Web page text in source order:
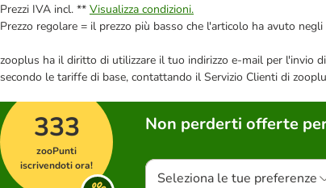
Prezzi IVA incl. ** Visualizza condizioni.
Prezzo regolare = il prezzo più basso che l'articolo ha avuto
zooplus ha il diritto di utilizzare il tuo indirizzo e-mail per l'invio
secondo le tariffe di base, contattando il Servizio Clienti di
333
zooPunti
iscrivendoti ora!
Non perderti offerte
Seleziona le tue preferenze